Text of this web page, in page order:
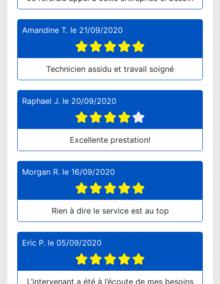
Amandine T. le 21/09/2020
Technicien assidu et travail soigné
Raphael J. le 20/09/2020
Excellente prestation!
Morgan R. le 16/09/2020
Rien à dire le service est au top
Eric P. le 05/09/2020
L’intervenant a été à l’écoute de mes besoins